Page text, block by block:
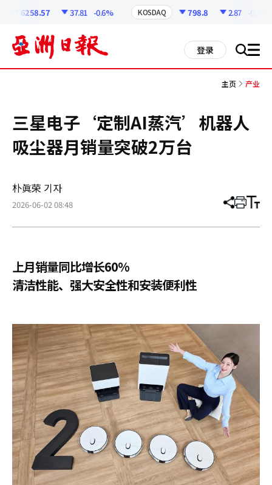
6258.57 37.81 -0.6% KOSDAQ 798.8 2.87 -0.36%
登录 搜 all
主页 产业
三星电子‘定制AI蒸汽’机器人
吸尘器月销量突破2万台
朴眞荣 기자
2026-06-02 08:48 分
章
打 调
小
上月销量同比增长60%
清洁性能、强大安全性和安装便利性